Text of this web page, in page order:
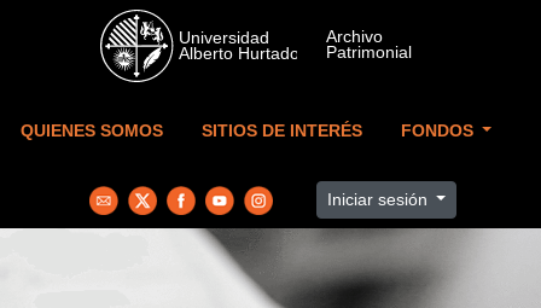
Skip to main content
QUIENES SOMOS SITIOS DE INTERÉS FONDOS
Iniciar sesión